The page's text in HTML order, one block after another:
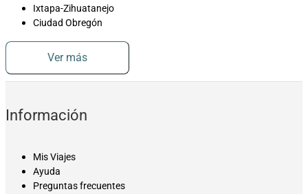
Ixtapa-Zihuatanejo
Ciudad Obregón
Ver más
Información
Mis Viajes
Ayuda
Preguntas frecuentes